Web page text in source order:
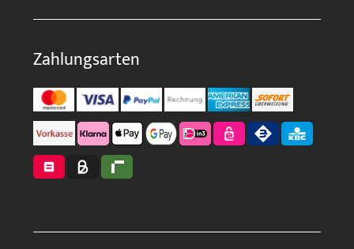
Zahlungsarten